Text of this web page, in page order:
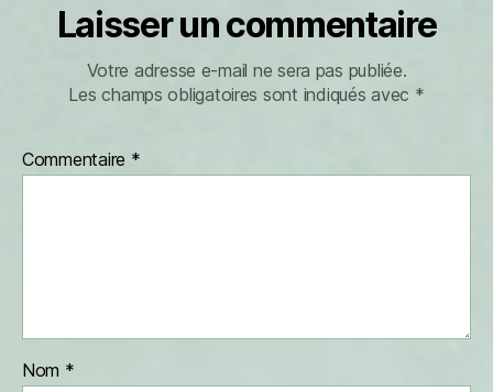
Laisser un commentaire
Votre adresse e-mail ne sera pas publiée.
Les champs obligatoires sont indiqués avec *
Commentaire *
Nom *